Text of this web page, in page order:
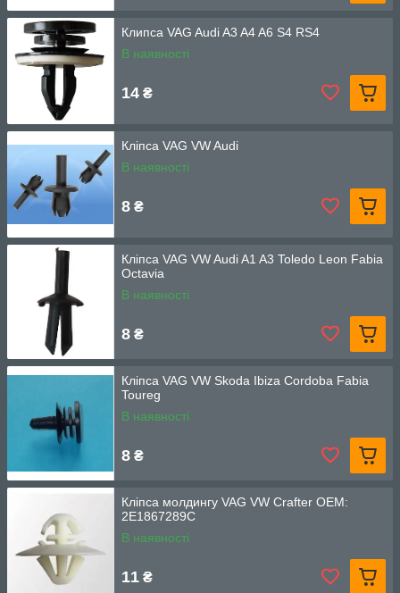
Клипса VAG Audi A3 A4 A6 S4 RS4
В наявності
14 ₴
Кліпса VAG VW Audi
В наявності
8 ₴
Кліпса VAG VW Audi A1 A3 Toledo Leon Fabia
Octavia
В наявності
8 ₴
Кліпса VAG VW Skoda Ibiza Cordoba Fabia
Toureg
В наявності
8 ₴
Кліпса молдингу VAG VW Crafter ОЕМ:
2E1867289C
В наявності
11 ₴